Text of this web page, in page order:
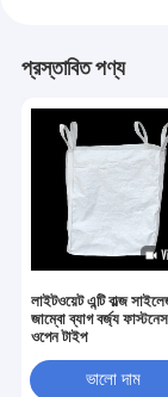
প্রস্তাবিত পণ্য
লাইটওয়েট এন্টি বাল্জ
জাম্বো ব্যাগ বর্জ্য ফাস্টনেস
ওপেন টাইপ
ভালো দাম